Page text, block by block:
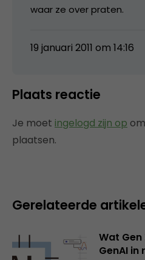
waar ze over praten.
19 januari 2011 om 14:16
Plaats reactie
Je moet ingelogd zijn op
plaatsen.
Gerelateerde
Wat
GenAI in